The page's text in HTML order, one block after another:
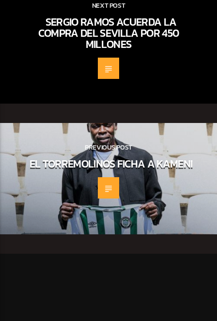
NEXT POST
SERGIO RAMOS ACUERDA LA
COMPRA DEL SEVILLA POR 450
MILLONES
PREVIOUS POST
EL TORREMOLINOS FICHA A KAMENI